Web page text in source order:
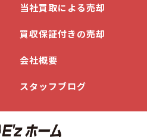
当社買取による売却
買収保証付きの売却
会社概要
スタッフブログ